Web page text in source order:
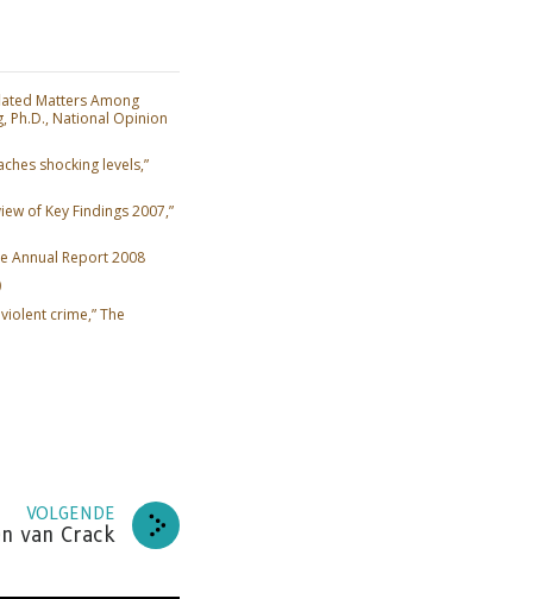
Matters Among
Ph.D., National Opinion
shocking levels,”
of Key Findings 2007,”
Annual Report 2008
crime,” The
VOLGENDE
van Crack